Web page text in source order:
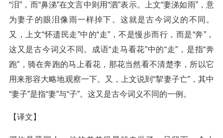
“泪”，而“鼻涕”在文言中则用“泗”表示。上文“妻涕如雨”，意
为妻子的眼泪像雨一样掉下。这就是古今词义的不同。
又，上文“怀遗民走”中的“走”，不是慢步而行，而是“奔”，
这又是古今词义不同。成语“走马看花”中的“走”，是指“奔
跑”，骑在奔跑的马上看花，那花当然看不清楚李，所以它
用来形容大略地观察一下。又，上文说到“挈妻子亡”，其中
“妻子”是指“妻”与“子”。这又是古今词义不同的一例。
【译文】